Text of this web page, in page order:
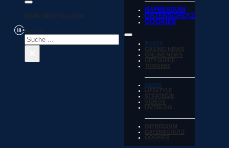
Seite durchsuchen
IMPRESSUM
DATENSCHUTZ
COOKIES
POKER
CASINO NEWS
ONLINE NEWS
CITY GUIDE
TURNIERE
NEWS
LIFESTYLE
STRATEGIE
VIDEOS
LIVEBLOG
IMPRESSUM
DATENSCHUTZ
COOKIES